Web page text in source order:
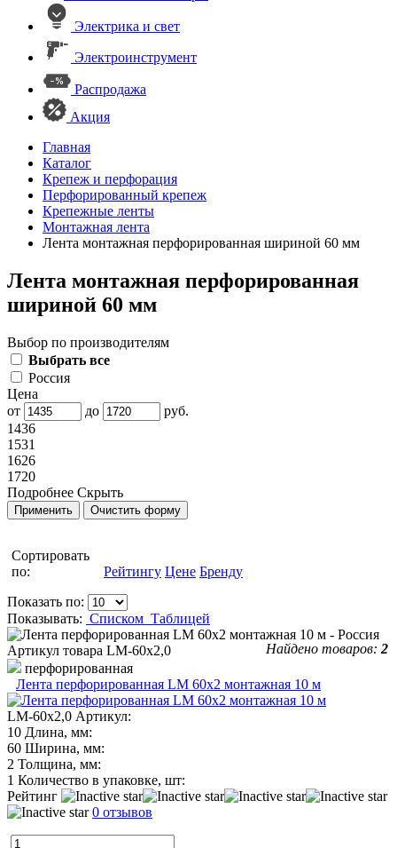
Электрика и свет
Электроинструмент
Распродажа
Акция
Главная
Каталог
Крепеж и перфорация
Перфорированный крепеж
Крепежные ленты
Монтажная лента
Лента монтажная перфорированная шириной 60 мм
Лента монтажная перфорированная
шириной 60 мм
Выбор по производителям
Выбрать все
Россия
Цена
от
до
руб.
1436
1531
1626
1720
Подробнее Скрыть
Сортировать
по:
Рейтингу Цене Бренду
Показать по:
Показывать: Списком Таблицей
Найдено товаров: 2
Артикул товара LM-60х2,0
перфорированная
Лента перфорированная LM 60х2 монтажная 10 м
LM-60х2,0 Артикул:
10 Длина, мм:
60 Ширина, мм:
2 Толщина, мм:
1 Количество в упаковке, шт:
Рейтинг
0 отзывов